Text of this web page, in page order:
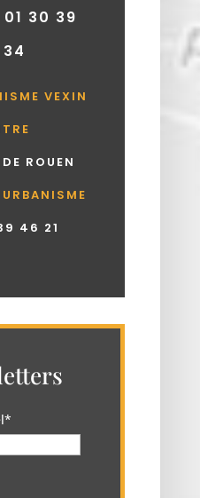
01 30 39
VEXIN
ROUEN
46 21